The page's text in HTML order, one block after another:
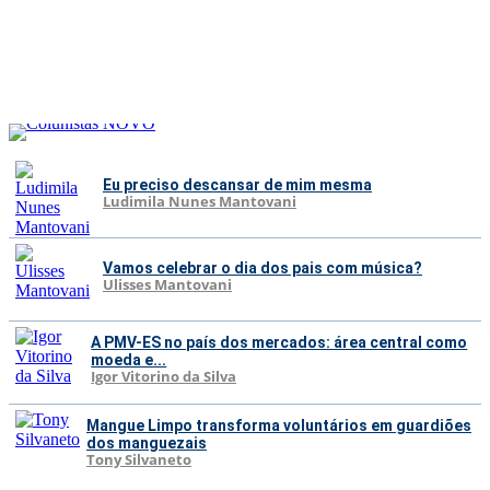
Eu preciso descansar de mim mesma
Ludimila Nunes Mantovani
Vamos celebrar o dia dos pais com música?
Ulisses Mantovani
A PMV-ES no país dos mercados: área central como
moeda e...
Igor Vitorino da Silva
Mangue Limpo transforma voluntários em guardiões
dos manguezais
Tony Silvaneto